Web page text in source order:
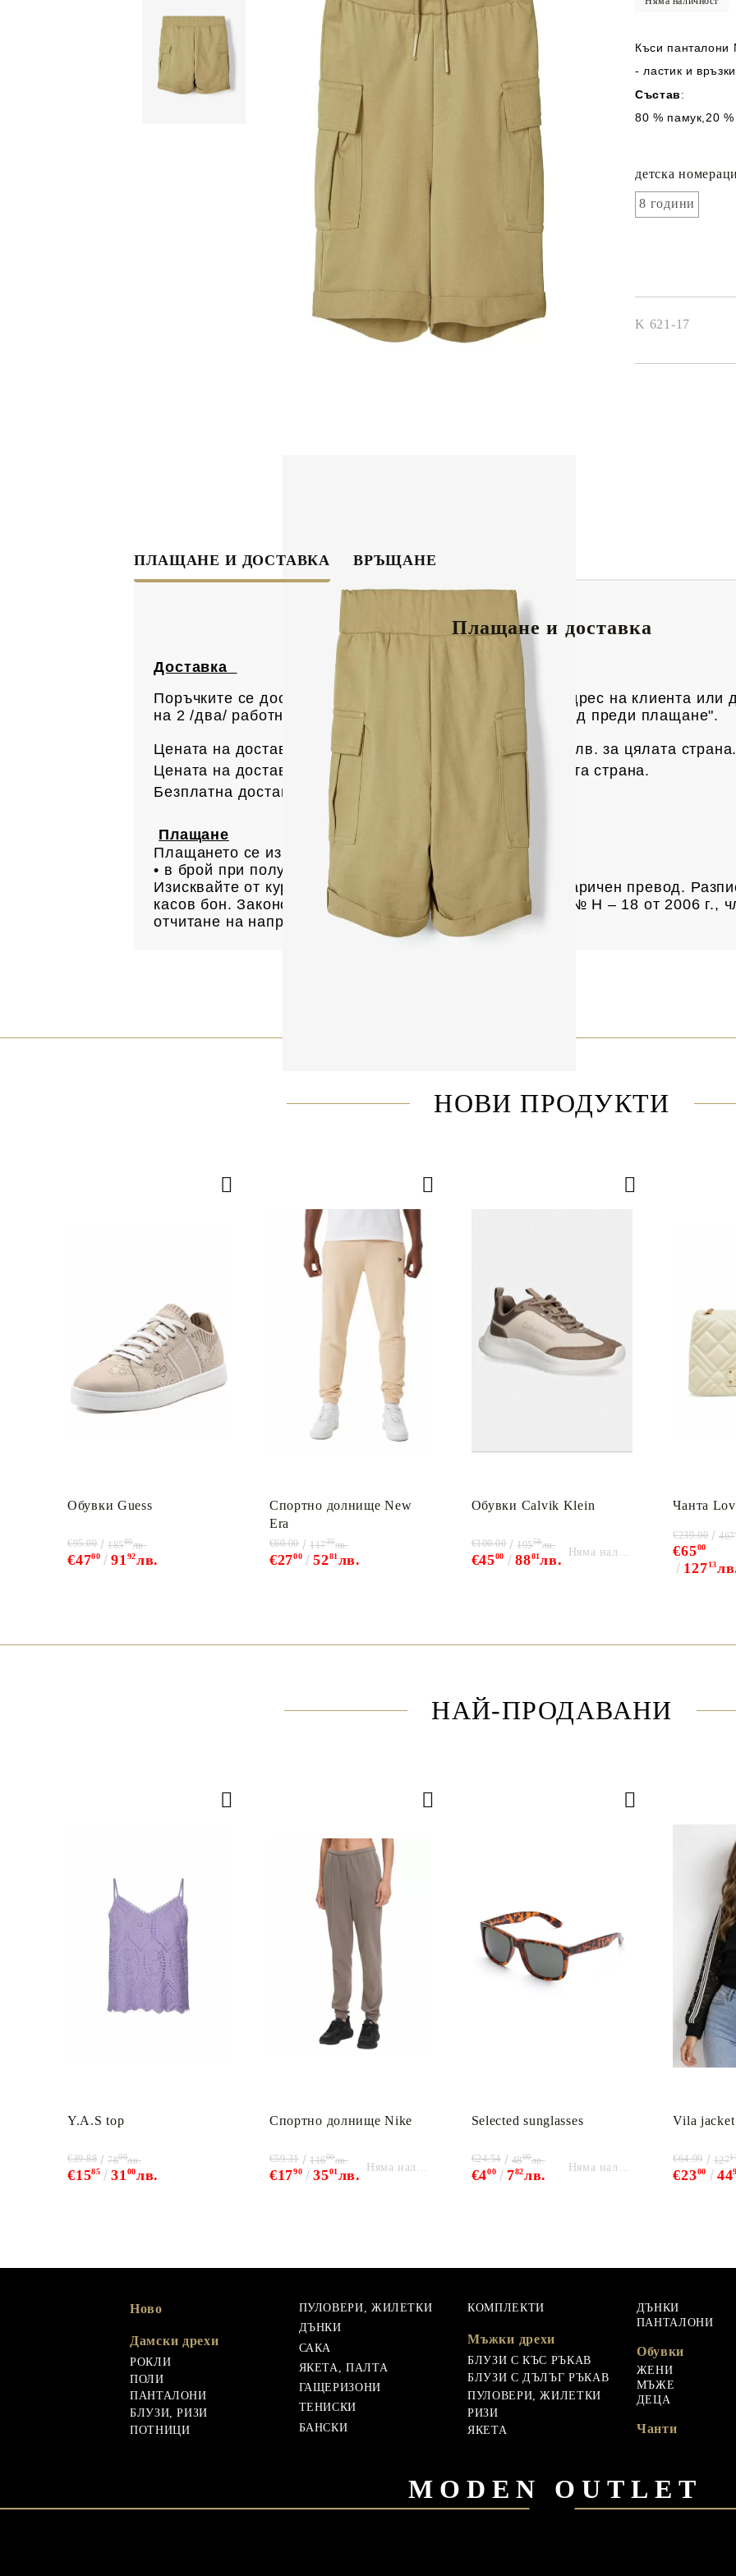
Къси панталони
- ластик и
Състав :
80 % памук,20
детска
8 години
K 621-17
ПЛАЩАНЕ И ДОСТАВКА ВРЪЩАНЕ
Плащане и доставка
Доставка
Поръчките се доставят с куриерска фирма Спиди, до адрес на клиента или
на 2 /два/ работни дни. Всяка пратка има опция "преглед преди плащане".
Цената на доставката до офис на Спиди е 3.50 € / 6.85 лв.за цялата страна.
Цената на доставката до адрес е 4 € /
за цялата страна.
Безплатна доставка за поръчки над 61.35 € /
120 лв.
Плащане
Плащането се извършва:
• в брой при получаване на продукта
Изисквайте от куриера Вашата разписка за пощенски паричен превод.
касов бон. Законово основание за услугата е Наредба № Н – 18 от 2006 г.,
отчитане на направените продажби“.
НОВИ ПРОДУКТИ
Обувки Guess
€4700 91 92лв.
€95.00 18580лв.
Спортно долнище New
Era
€2700 5281лв.
€60.00 11735лв.
Обувки Calvik Klein
€4500 8801лв.
€100.00 19558лв.
Няма наличност
Чанта
€6500
12713
€239.00 467
НАЙ-ПРОДАВАНИ
Y.A.S top
€1585 31 00лв.
€39.88 7800лв.
Спортно долнище Nike
€1790 3501лв.
€59.31 11600лв.
Няма наличност
Selected sunglasses
€400 782лв.
€24.54 4800лв.
Няма наличност
Vila jacket
€2300 44
€64.99 127
Ново
Дамски дрехи
РОКЛИ
ПОЛИ
ПАНТАЛОНИ
БЛУЗИ, РИЗИ
ПОТНИЦИ
ПУЛОВЕРИ, ЖИЛЕТКИ
ДЪНКИ
САКА
ЯКЕТА, ПАЛТА
ГАЩЕРИЗОНИ
ТЕНИСКИ
БАНСКИ
КОМПЛЕКТИ
Мъжки дрехи
БЛУЗИ С КЪС РЪКАВ
БЛУЗИ С ДЪЛЪГ РЪКАВ
ПУЛОВЕРИ, ЖИЛЕТКИ
РИЗИ
ЯКЕТА
ДЪНКИ
ПАНТАЛОНИ
Обувки
ЖЕНИ
МЪЖЕ
ДЕЦА
Чанти
MODEN OUTLET